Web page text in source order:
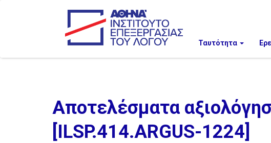
Ταυτότητα
Αποτελέσματα
[ILSP.414.ARGUS-1224]